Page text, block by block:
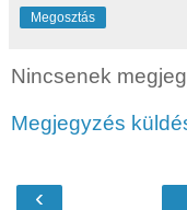
Megosztás
Nincsenek
Megjegyzés
‹